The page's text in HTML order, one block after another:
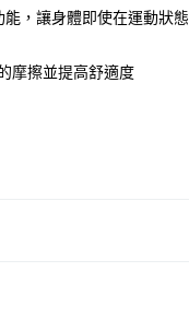
運費
，讓身體即使在運動狀態
摩擦並提高舒適度